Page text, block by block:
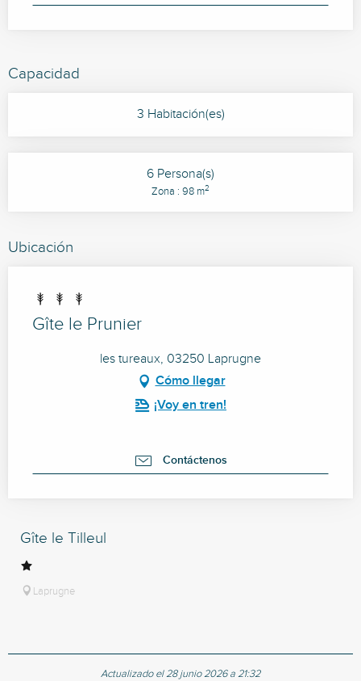
Capacidad
3 Habitación(es)
6 Persona(s)
Zona : 98 m2
Ubicación
Gîte le Prunier
les tureaux, 03250 Laprugne
Cómo llegar
¡Voy en tren!
Contáctenos
Gîte le Tilleul
Laprugne
Actualizado el 28 junio 2026 a 21:32